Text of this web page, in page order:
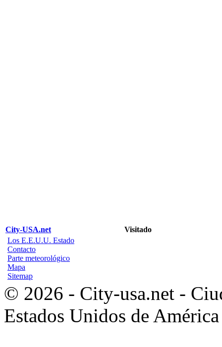
City-USA.net
Visitado
Los E.E.U.U. Estado
Contacto
Parte meteorológico
Mapa
Sitemap
© 2026 - City-usa.net -
Estados Unidos de América